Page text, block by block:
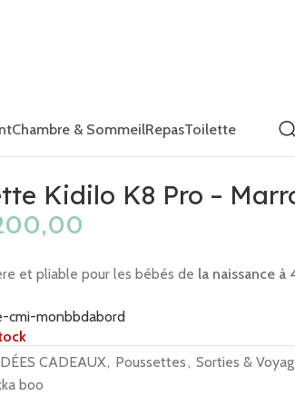
Chambre & SommeilRepasToilette
Kidilo K8 Pro –
et pliable pour les bébés de la naissance à
CADEAUX, Poussettes , Sorties &
boo